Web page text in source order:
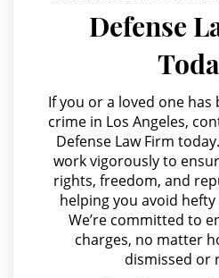
Negligent
Prohibited
Juvenile Delinquency
Division of
Juvenile
Juvenile
Agresión Sexual
Amenazas Criminales
Annoying or Molesting a
Anulando o Rechazando
Apropiación Indebida
Arson
Asalto y Agresión
Asalto con Arma Mortal
Defense
If you or a loved one has
crime in Los Angeles,
Defense Law Firm
work vigorously to
rights, freedom, and
helping you avoid
We’re committed to
charges, no matter
dismissed or